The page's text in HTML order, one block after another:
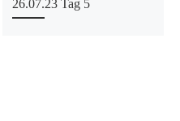
26.07.23 Tag 5